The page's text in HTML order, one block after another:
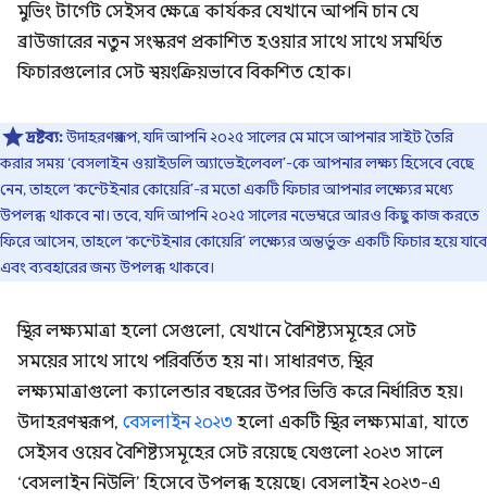
মুভিং টার্গেট সেইসব ক্ষেত্রে কার্যকর যেখানে আপনি চান যে
ব্রাউজারের নতুন সংস্করণ প্রকাশিত হওয়ার সাথে সাথে সমর্থিত
ফিচারগুলোর সেট স্বয়ংক্রিয়ভাবে বিকশিত হোক।
দ্রষ্টব্য:উদাহরণস্বরূপ, যদি আপনি ২০২৫ সালের মে মাসে আপনার সাইট তৈরি
করার সময় ‘বেসলাইন ওয়াইডলি অ্যাভেইলেবল’-কে আপনার লক্ষ্য হিসেবে বেছে
নেন, তাহলে ‘কন্টেইনার কোয়েরি’-র মতো একটি ফিচার আপনার লক্ষ্যের মধ্যে
উপলব্ধ থাকবে না। তবে, যদি আপনি ২০২৫ সালের নভেম্বরে আরও কিছু কাজ করতে
ফিরে আসেন, তাহলে ‘কন্টেইনার কোয়েরি’ লক্ষ্যের অন্তর্ভুক্ত একটি ফিচার হয়ে যাবে
এবং ব্যবহারের জন্য উপলব্ধ থাকবে।
স্থির লক্ষ্যমাত্রা হলো সেগুলো, যেখানে বৈশিষ্ট্যসমূহের সেট
সময়ের সাথে সাথে পরিবর্তিত হয় না। সাধারণত, স্থির
লক্ষ্যমাত্রাগুলো ক্যালেন্ডার বছরের উপর ভিত্তি করে নির্ধারিত হয়।
উদাহরণস্বরূপ, বেসলাইন ২০২৩ হলো একটি স্থির লক্ষ্যমাত্রা, যাতে
সেইসব ওয়েব বৈশিষ্ট্যসমূহের সেট রয়েছে যেগুলো ২০২৩ সালে
‘বেসলাইন নিউলি’ হিসেবে উপলব্ধ হয়েছে। বেসলাইন ২০২৩-এ